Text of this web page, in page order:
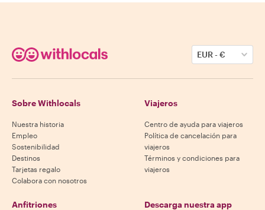
EUR-€
Sobre Withlocals
Nuestra historia
Empleo
Sostenibilidad
Destinos
Tarjetas regalo
Colabora con nosotros
Viajeros
Centro de ayuda para viajeros
Política de cancelación para
viajeros
Términos y condiciones para
viajeros
Anfitriones Descarga nuestra app